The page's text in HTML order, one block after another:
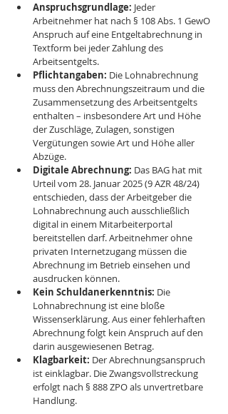
Anspruchsgrundlage: Jeder
Arbeitnehmer hat nach § 108 Abs. 1 GewO
Anspruch auf eine Entgeltabrechnung in
Textform bei jeder Zahlung des
Arbeitsentgelts.
Pflichtangaben: Die Lohnabrechnung
muss den Abrechnungszeitraum und die
Zusammensetzung des Arbeitsentgelts
enthalten – insbesondere Art und Höhe
der Zuschläge, Zulagen, sonstigen
Vergütungen sowie Art und Höhe aller
Abzüge.
Digitale Abrechnung: Das BAG hat mit
Urteil vom 28. Januar 2025 (9 AZR 48/24)
entschieden, dass der Arbeitgeber die
Lohnabrechnung auch ausschließlich
digital in einem Mitarbeiterportal
bereitstellen darf. Arbeitnehmer ohne
privaten Internetzugang müssen die
Abrechnung im Betrieb einsehen und
ausdrucken können.
Kein Schuldanerkenntnis: Die
Lohnabrechnung ist eine bloße
Wissenserklärung. Aus einer fehlerhaften
Abrechnung folgt kein Anspruch auf den
darin ausgewiesenen Betrag.
Klagbarkeit: Der Abrechnungsanspruch
ist einklagbar. Die Zwangsvollstreckung
erfolgt nach § 888 ZPO als unvertretbare
Handlung.